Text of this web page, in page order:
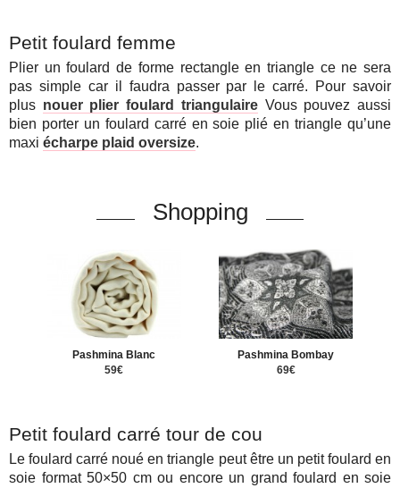
Petit foulard femme
Plier un foulard de forme rectangle en triangle ce ne sera
pas simple car il faudra passer par le carré. Pour savoir
plus nouer plier foulard triangulaire Vous pouvez aussi
bien porter un foulard carré en soie plié en triangle qu’une
maxi écharpe plaid oversize.
Shopping
Pashmina Blanc
59€
Pashmina Bombay
69€
Petit foulard carré tour de cou
Le foulard carré noué en triangle peut être un petit foulard en
soie format 50×50 cm ou encore un grand foulard en soie